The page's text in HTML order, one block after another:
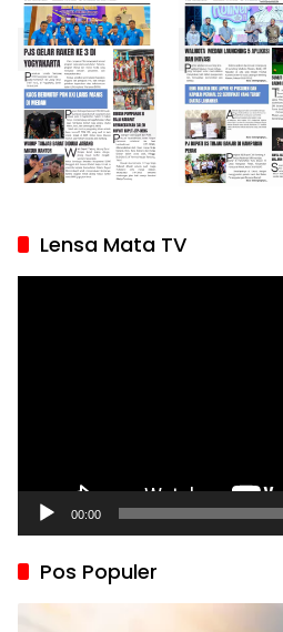
Lensa Mata TV
00:00
Pos Populer